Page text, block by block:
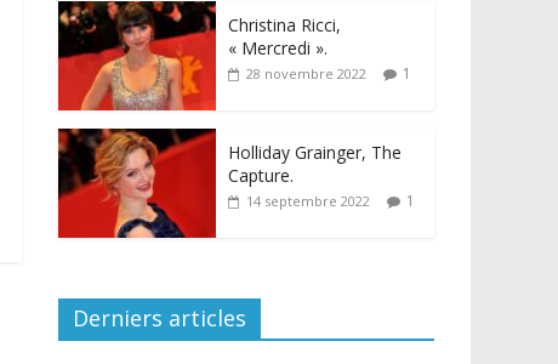
Christina Ricci,
« Mercredi ».
28 novembre 2022 1
Holliday Grainger, The
Capture.
14 septembre 2022 1
Derniers articles